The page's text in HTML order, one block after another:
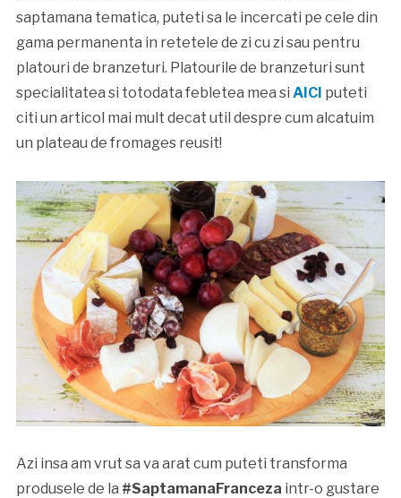
saptamana tematica, puteti sa le incercati pe cele din
gama permanenta in retetele de zi cu zi sau pentru
platouri de branzeturi. Platourile de branzeturi sunt
specialitatea si totodata febletea mea si AICI puteti
citi un articol mai mult decat util despre cum alcatuim
un plateau de fromages reusit!
Azi insa am vrut sa va arat cum puteti transforma
produsele de la #SaptamanaFranceza intr-o gustare